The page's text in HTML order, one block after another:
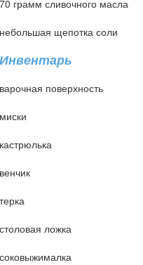
70 грамм сливочного масла
небольшая щепотка соли
Инвентарь
варочная поверхность
миски
кастрюлька
венчик
терка
столовая ложка
соковыжималка